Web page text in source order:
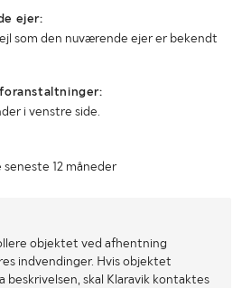
ejer:
som den nuværende ejer er bekendt
i venstre side.
12 måneder
objektet ved afhentning
indvendinger. Hvis objektet
skal Klaravik kontaktes